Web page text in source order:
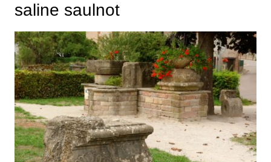
saline saulnot